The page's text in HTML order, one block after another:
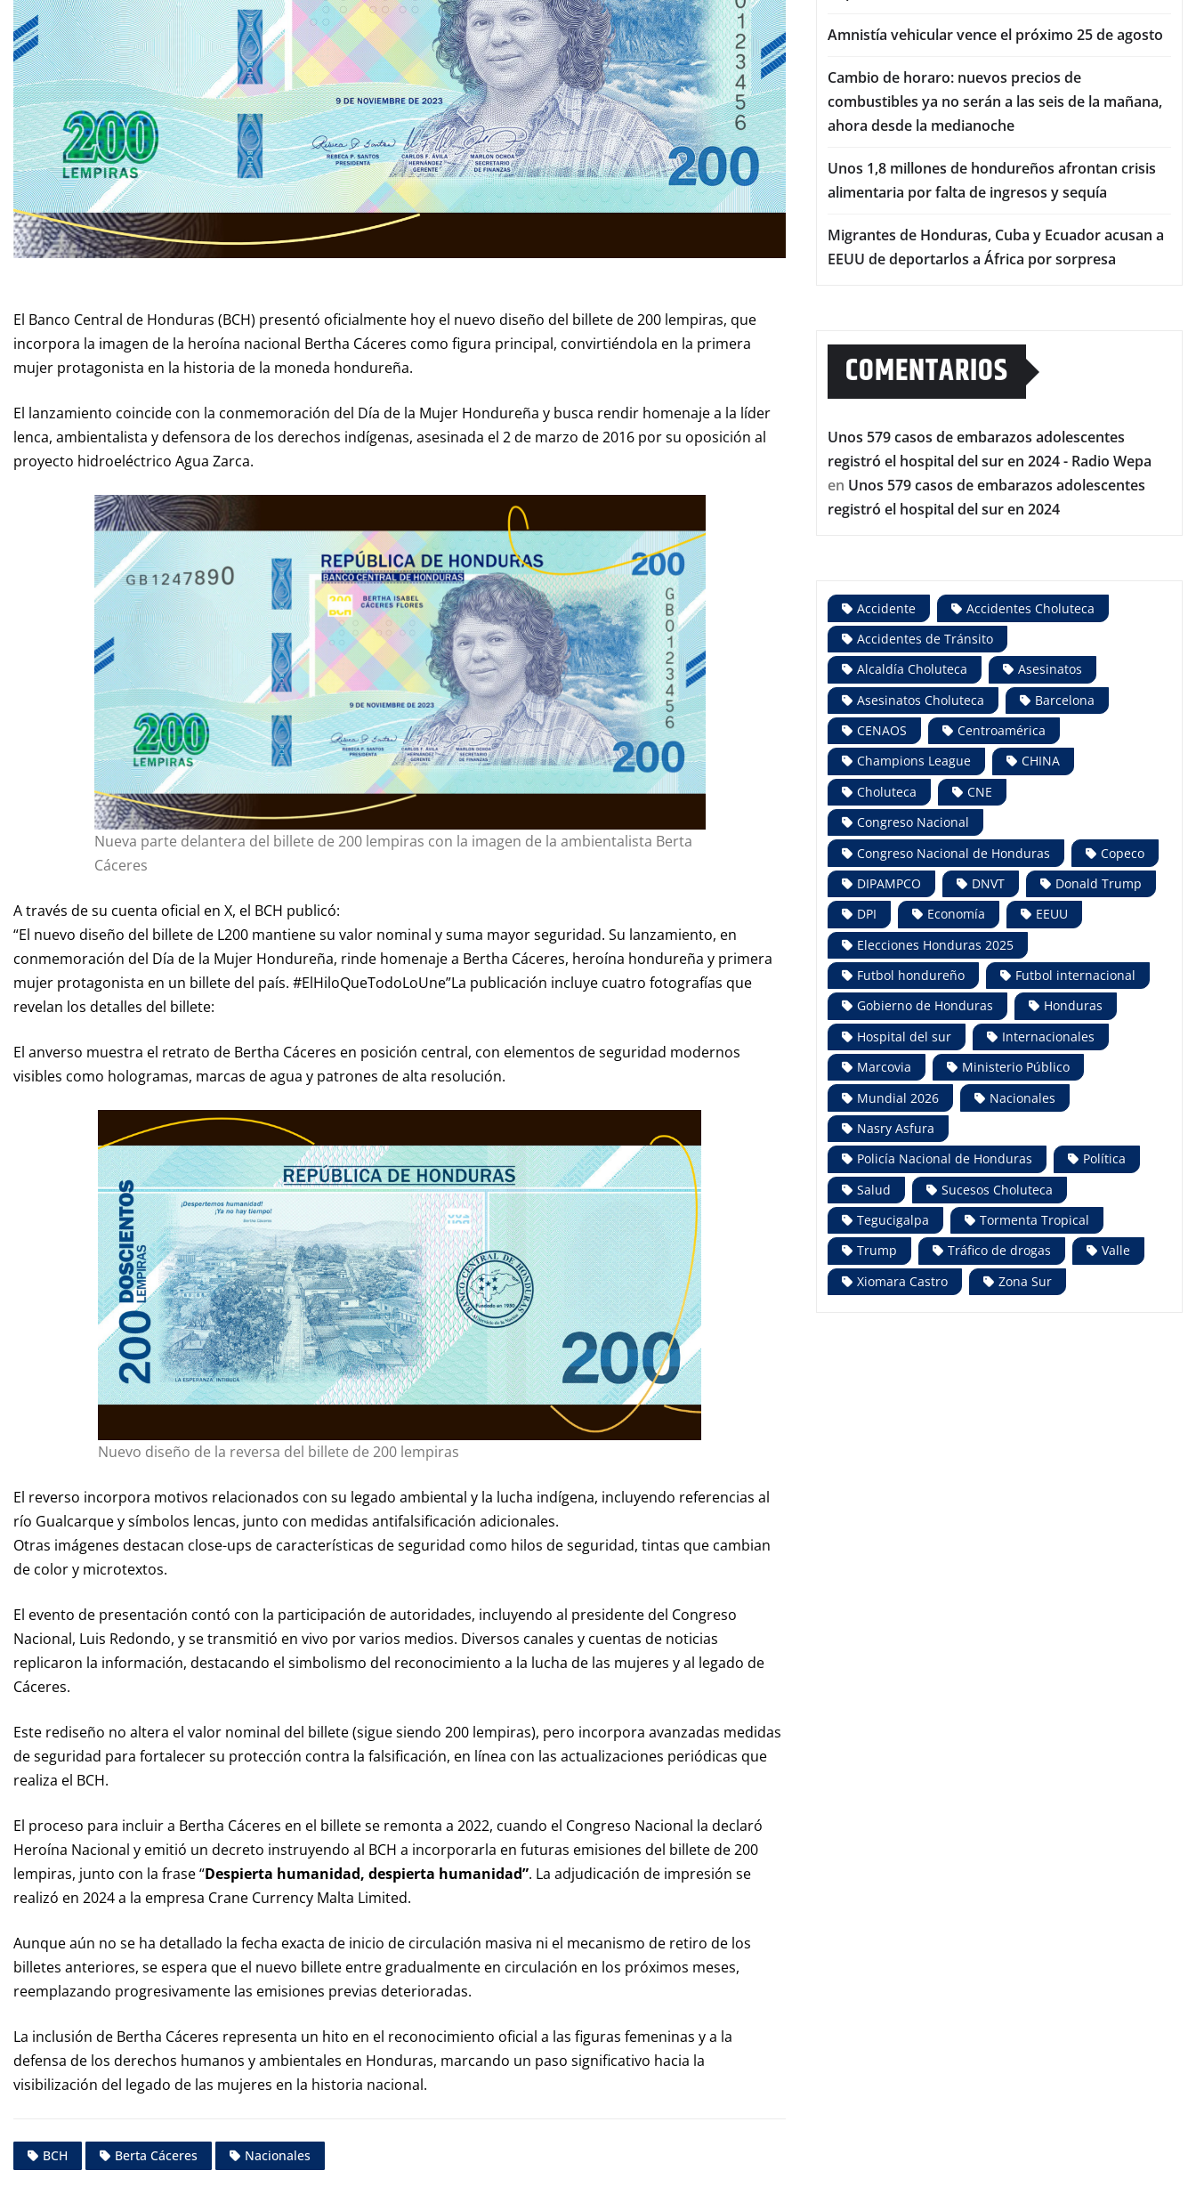
El Banco Central de Honduras (BCH) presentó oficialmente hoy el nuevo diseño del billete de 200 lempiras, que
incorpora la imagen de la heroína nacional Bertha Cáceres como figura principal, convirtiéndola en la primera
mujer protagonista en la historia de la moneda hondureña.
El lanzamiento coincide con la conmemoración del Día de la Mujer Hondureña y busca rendir homenaje a la líder
lenca, ambientalista y defensora de los derechos indígenas, asesinada el 2 de marzo de 2016 por su oposición al
proyecto hidroeléctrico Agua Zarca.
Nueva parte delantera del billete de 200 lempiras con la imagen de la ambientalista Berta
Cáceres
A través de su cuenta oficial en X, el BCH publicó:
“El nuevo diseño del billete de L200 mantiene su valor nominal y suma mayor seguridad. Su lanzamiento, en
conmemoración del Día de la Mujer Hondureña, rinde homenaje a Bertha Cáceres, heroína hondureña y primera
mujer protagonista en un billete del país. #ElHiloQueTodoLoUne”La publicación incluye cuatro fotografías que
revelan los detalles del billete:
El anverso muestra el retrato de Bertha Cáceres en posición central, con elementos de seguridad modernos
visibles como hologramas, marcas de agua y patrones de alta resolución.
Nuevo diseño de la reversa del billete de 200 lempiras
El reverso incorpora motivos relacionados con su legado ambiental y la lucha indígena, incluyendo referencias al
río Gualcarque y símbolos lencas, junto con medidas antifalsificación adicionales.
Otras imágenes destacan close-ups de características de seguridad como hilos de seguridad, tintas que cambian
de color y microtextos.
El evento de presentación contó con la participación de autoridades, incluyendo al presidente del Congreso
Nacional, Luis Redondo, y se transmitió en vivo por varios medios. Diversos canales y cuentas de noticias
replicaron la información, destacando el simbolismo del reconocimiento a la lucha de las mujeres y al legado de
Cáceres.
Este rediseño no altera el valor nominal del billete (sigue siendo 200 lempiras), pero incorpora avanzadas medidas
de seguridad para fortalecer su protección contra la falsificación, en línea con las actualizaciones periódicas que
realiza el BCH.
El proceso para incluir a Bertha Cáceres en el billete se remonta a 2022, cuando el Congreso Nacional la declaró
Heroína Nacional y emitió un decreto instruyendo al BCH a incorporarla en futuras emisiones del billete de 200
lempiras, junto con la frase “Despierta humanidad, despierta humanidad”. La adjudicación de impresión se
realizó en 2024 a la empresa Crane Currency Malta Limited.
Aunque aún no se ha detallado la fecha exacta de inicio de circulación masiva ni el mecanismo de retiro de los
billetes anteriores, se espera que el nuevo billete entre gradualmente en circulación en los próximos meses,
reemplazando progresivamente las emisiones previas deterioradas.
La inclusión de Bertha Cáceres representa un hito en el reconocimiento oficial a las figuras femeninas y a la
defensa de los derechos humanos y ambientales en Honduras, marcando un paso significativo hacia la
visibilización del legado de las mujeres en la historia nacional.
BCH Berta Cáceres Nacionales
Amnistía vehicular vence el próximo 25 de agosto
Cambio de horaro: nuevos precios de
combustibles ya no serán a las seis de la mañana,
ahora desde la medianoche
Unos 1,8 millones de hondureños afrontan crisis
alimentaria por falta de ingresos y sequía
Migrantes de Honduras, Cuba y Ecuador acusan a
EEUU de deportarlos a África por sorpresa
COMENTARIOS
Unos 579 casos de embarazos adolescentes
registró el hospital del sur en 2024 - Radio Wepa
en Unos 579 casos de embarazos adolescentes
registró el hospital del sur en 2024
Accidente
Accidentes Choluteca
Accidentes de Tránsito
Alcaldía Choluteca
Asesinatos
Asesinatos Choluteca
Barcelona
CENAOS
Centroamérica
Champions League
CHINA
Choluteca
CNE
Congreso Nacional
Congreso Nacional de Honduras
Copeco
DIPAMPCO
DNVT
Donald Trump
DPI
Economía
EEUU
Elecciones Honduras 2025
Futbol hondureño
Futbol internacional
Gobierno de Honduras
Honduras
Hospital del sur
Internacionales
Marcovia
Ministerio Público
Mundial 2026
Nacionales
Nasry Asfura
Policía Nacional de Honduras
Política
Salud
Sucesos Choluteca
Tegucigalpa
Tormenta Tropical
Trump
Tráfico de drogas
Valle
Xiomara Castro
Zona Sur